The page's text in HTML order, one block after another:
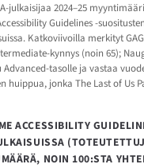
julkaisijaa 2024–25
Guidelines -
Katkoviivoilla merkityt
kynnys (noin 65);
tasolle ja vastaa
huippua, jonka The Last of Us
ACCESSIBILITY
NOIN 100:STA